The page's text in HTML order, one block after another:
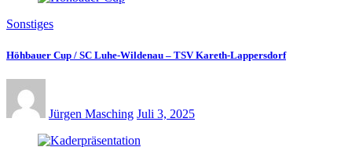
Sonstiges
Höhbauer Cup / SC Luhe-Wildenau – TSV Kareth-Lappersdorf
Jürgen Masching Juli 3, 2025